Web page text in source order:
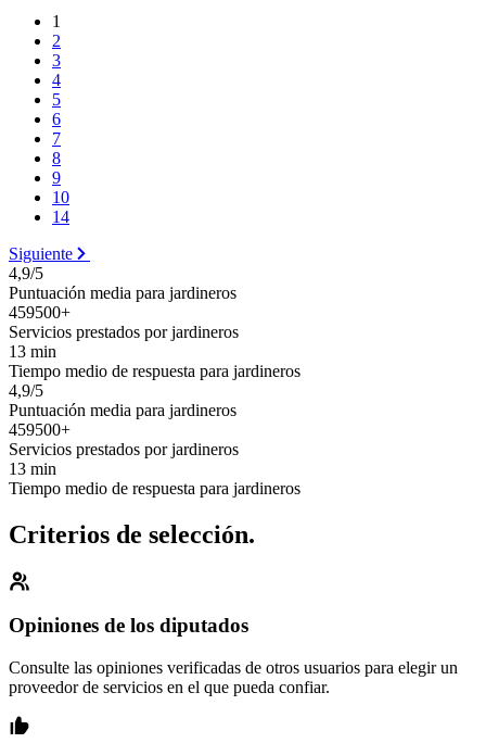
1
2
3
4
5
6
7
8
9
10
14
Siguiente
4,9/5
Puntuación media para jardineros
459500+
Servicios prestados por jardineros
13 min
Tiempo medio de respuesta para jardineros
4,9/5
Puntuación media para jardineros
459500+
Servicios prestados por jardineros
13 min
Tiempo medio de respuesta para jardineros
Criterios de selección.
Opiniones de los diputados
Consulte las opiniones verificadas de otros usuarios para elegir un
proveedor de servicios en el que pueda confiar.